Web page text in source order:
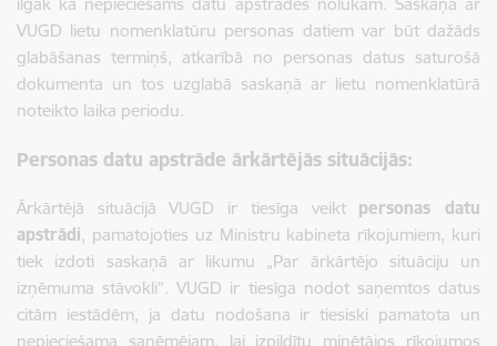
VUGD lietu nomenklatūru personas datiem var būt dažāds
glabāšanas termiņš, atkarībā no personas datus saturošā
dokumenta un tos uzglabā saskaņā ar lietu nomenklatūrā
noteikto laika periodu.
Personas datu apstrāde ārkārtējās situācijās:
Ārkārtējā situācijā VUGD ir tiesīga veikt personas datu
apstrādi, pamatojoties uz Ministru kabineta rīkojumiem, kuri
tiek izdoti saskaņā ar likumu „Par ārkārtējo situāciju un
izņēmuma stāvokli”. VUGD ir tiesīga nodot saņemtos datus
citām iestādēm, ja datu nodošana ir tiesiski pamatota un
nepieciešama saņēmējam, lai izpildītu minētājos rīkojumos